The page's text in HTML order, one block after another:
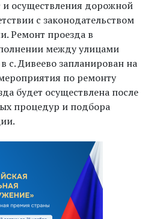
осуществления дорожной
с законодательством
Ремонт проезда в
между улицами
с. Дивеево запланирован на
по ремонту
будет осуществлена после
процедур и подбора